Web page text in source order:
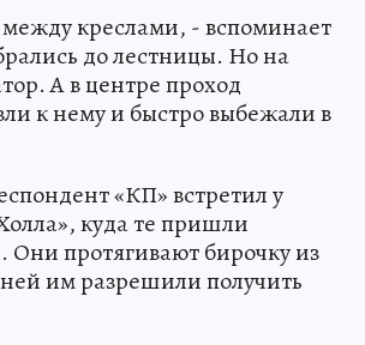
креслами, - вспоминает
до лестницы. Но на
А в центре проход
к нему и быстро выбежали в
«КП» встретил у
куда те пришли
Они протягивают бирочку из
им разрешили получить